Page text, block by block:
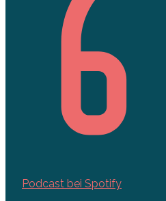
Podcast bei Spotify